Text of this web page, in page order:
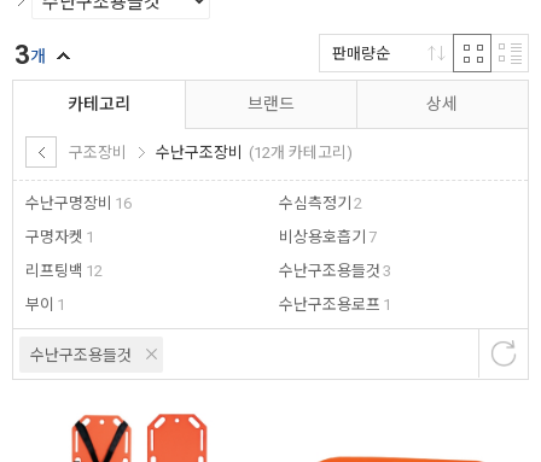
카테고리
구조장비 수난구조장비 (12개 카테고리)
수난구명장비 16
구명자켓 1
리프팅백 12
부이 1
수심측정기 2
비상용호흡기 7
수난구조용들것 3
수난구조용로프 1
브랜드 상세
수난구조용들것
3개 판매량순